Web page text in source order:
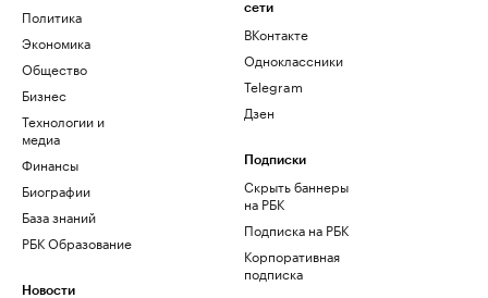
Политика
Экономика
Общество
Бизнес
Технологии и
медиа
Финансы
Биографии
База знаний
РБК Образование
Новости
сети
ВКонтакте
Одноклассники
Telegram
Дзен
Подписки
Скрыть баннеры
на РБК
Подписка на РБК
Корпоративная
подписка